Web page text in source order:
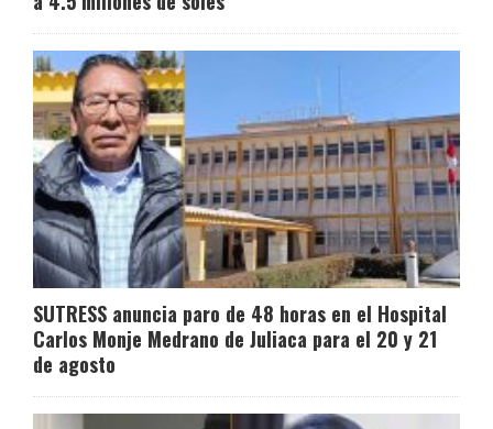
SUTRESS anuncia paro de 48 horas en el Hospital
Carlos Monje Medrano de Juliaca para el 20 y 21
de agosto